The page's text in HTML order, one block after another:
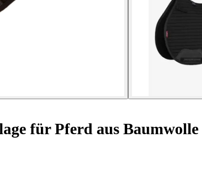
für Pferd aus Baumwolle